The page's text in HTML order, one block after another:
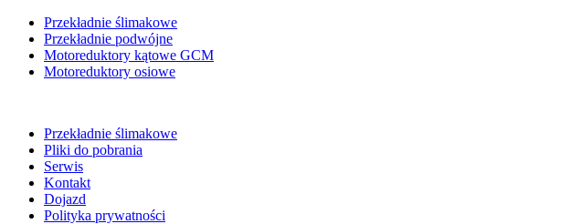
Przekładnie ślimakowe
Przekładnie podwójne
Motoreduktory kątowe GCM
Motoreduktory osiowe
Przekładnie ślimakowe
Pliki do pobrania
Serwis
Kontakt
Dojazd
Polityka prywatności